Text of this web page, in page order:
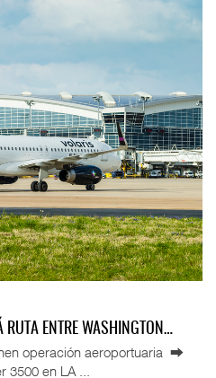
RUTA ENTRE WASHINGTON…
operación aeroportuaria ⮕
en LA ...